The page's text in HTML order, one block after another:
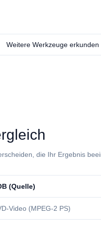
Weitere Werkzeuge erkunden
die Ihr Ergebnis
(Quelle)
Video (MPEG-2 PS)